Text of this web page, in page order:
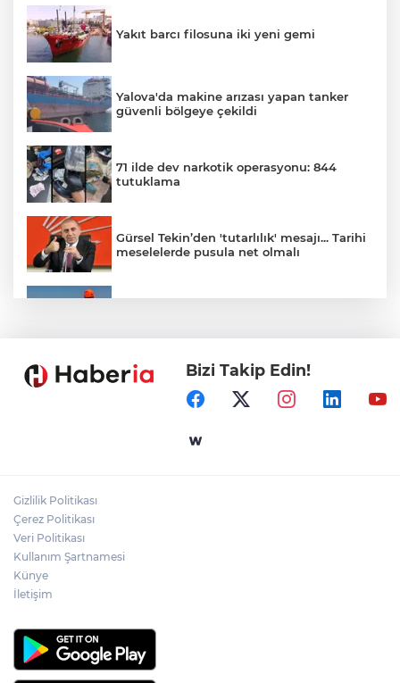
Yakıt barcı filosuna iki yeni gemi
Yalova'da makine arızası yapan tanker
güvenli bölgeye çekildi
71 ilde dev narkotik operasyonu: 844
tutuklama
Gürsel Tekin’den 'tutarlılık' mesajı... Tarihi
meselelerde pusula net olmalı
Samsun’da Alaçam'a yeni yaşam alanı
Yapay zekada onlarca uygulamanın
Bizi Takip Edin!
Gizlilik Politikası
Çerez Politikası
Veri Politikası
Kullanım Şartnamesi
Künye
İletişim